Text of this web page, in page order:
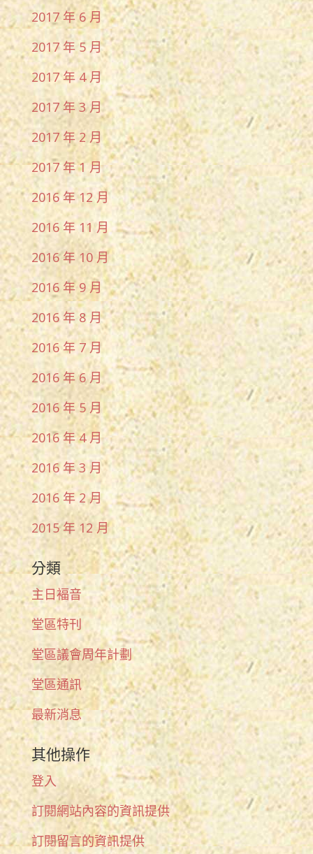
2017 年 6 月
2017 年 5 月
2017 年 4 月
2017 年 3 月
2017 年 2 月
2017 年 1 月
2016 年 12 月
2016 年 11 月
2016 年 10 月
2016 年 9 月
2016 年 8 月
2016 年 7 月
2016 年 6 月
2016 年 5 月
2016 年 4 月
2016 年 3 月
2016 年 2 月
2015 年 12 月
分類
主日褔音
堂區特刊
堂區議會周年計劃
堂區通訊
最新消息
其他操作
登入
訂閱網站內容的資訊提供
訂閱留言的資訊提供